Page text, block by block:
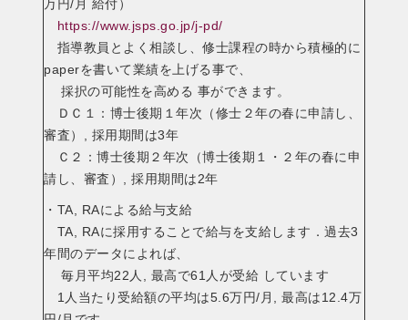
万円/月 給付）
https://www.jsps.go.jp/j-pd/
指導教員とよく相談し、修士課程の時から積極的に
paperを書いて業績を上げる事で、
採択の可能性を高める 事ができます。
ＤＣ１：博士後期１年次（修士２年の春に申請し、
審査）, 採用期間は3年
Ｃ２：博士後期２年次（博士後期１・２年の春に申
請し、審査）, 採用期間は2年
・TA, RAによる給与支給
TA, RAに採用することで給与を支給します．過去3
年間のデータによれば、
毎月平均22人, 最高で61人が受給 しています
1人当たり受給額の平均は5.6万円/月, 最高は12.4万